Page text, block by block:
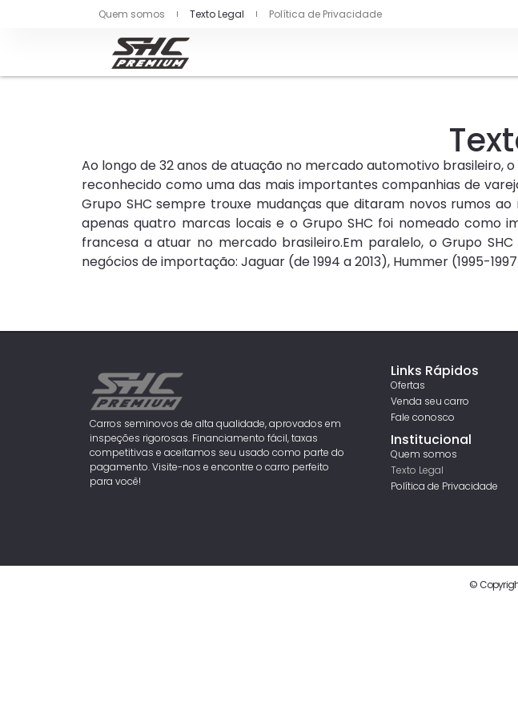
Quem somos Texto Legal Política de Privacidade
Ao longo de 32 anos de atuação no mercado automotivo brasileiro,
reconhecido como uma das mais importantes companhias de
Grupo SHC sempre trouxe mudanças que ditaram novos rumos
apenas quatro marcas locais e o Grupo SHC foi nomeado como
francesa a atuar no mercado brasileiro.Em paralelo, o Grupo
negócios de importação: Jaguar (de 1994 a 2013), Hummer (1995-
Carros seminovos de alta qualidade, aprovados em
inspeções rigorosas. Financiamento fácil, taxas
competitivas e aceitamos seu usado como parte do
pagamento. Visite-nos e encontre o carro perfeito
para você!
Links Rápidos
Ofertas
Venda seu carro
Fale conosco
Institucional
Quem somos
Texto Legal
Política de Privacidade
©